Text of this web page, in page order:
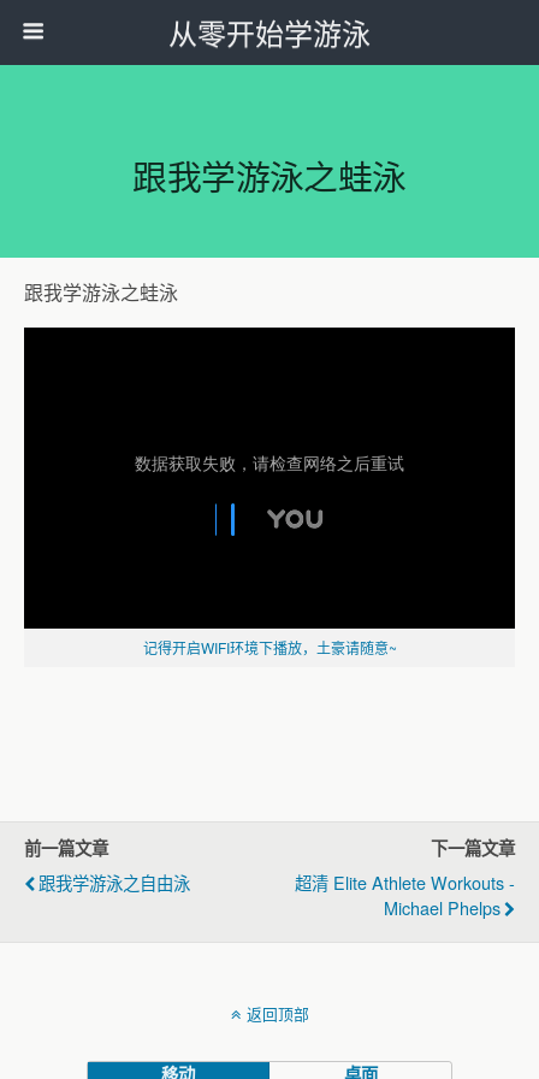
从零开始学游泳
跟我学游泳之蛙泳
跟我学游泳之蛙泳
记得开启WIFI环境下播放，土豪请随意~
前一篇文章
跟我学游泳之自由泳
下一篇文章
超清 Elite Athlete Workouts -
Michael Phelps
返回顶部
移动 桌面